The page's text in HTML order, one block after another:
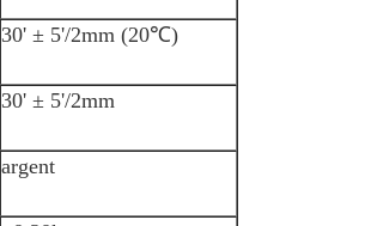
30' ± 5'/2mm (20℃)
30' ± 5'/2mm
argent